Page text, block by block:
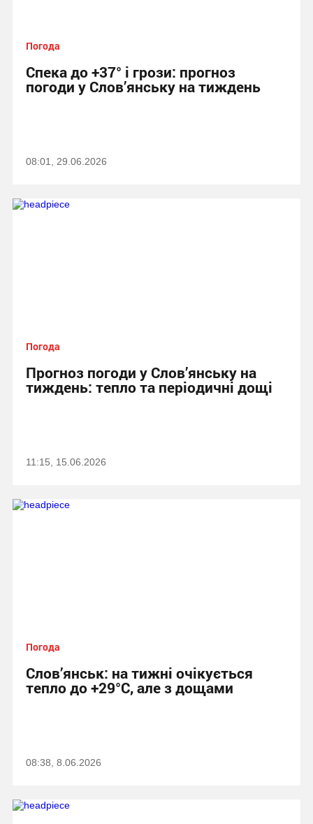
Погода
Спека до +37° і грози: прогноз
погоди у Слов’янську на тиждень
08:01, 29.06.2026
Погода
Прогноз погоди у Слов’янську на
тиждень: тепло та періодичні дощі
11:15, 15.06.2026
Погода
Слов’янськ: на тижні очікується
тепло до +29°C, але з дощами
08:38, 8.06.2026